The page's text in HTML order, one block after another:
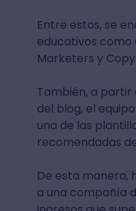
Entre estos, se
educativos
Marketers y
También, a
del blog, el
una de las
recomendadas
De esta manera,
a una compañía